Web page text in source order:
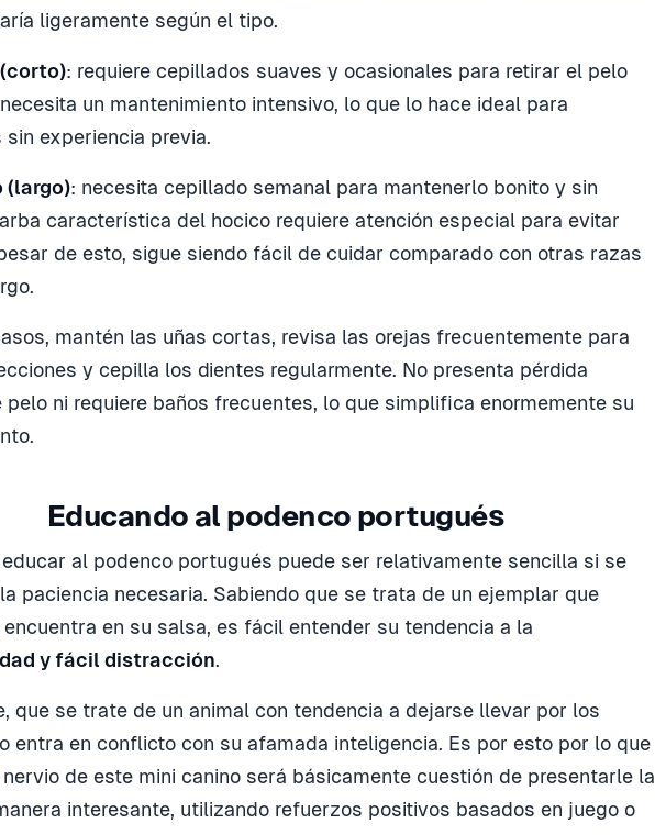
ligeramente según el tipo.
: requiere cepillados suaves y ocasionales para retirar el pelo
un mantenimiento intensivo, lo que lo hace ideal para
sin experiencia previa.
(largo): necesita cepillado semanal para mantenerlo bonito y sin
característica del hocico requiere atención especial para evitar
de esto, sigue siendo fácil de cuidar comparado con otras razas
mantén las uñas cortas, revisa las orejas frecuentemente para
y cepilla los dientes regularmente. No presenta pérdida
pelo ni requiere baños frecuentes, lo que simplifica enormemente su
Educando al podenco portugués
al podenco portugués puede ser relativamente sencilla si se
paciencia necesaria. Sabiendo que se trata de un ejemplar que
en su salsa, es fácil entender su tendencia a la
y fácil distracción.
que se trate de un animal con tendencia a dejarse llevar por los
entra en conflicto con su afamada inteligencia. Es por esto por lo que
de este mini canino será básicamente cuestión de presentarle la
interesante, utilizando refuerzos positivos basados en juego o